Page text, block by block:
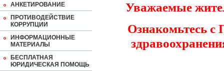
АНКЕТИРОВАНИЕ
ПРОТИВОДЕЙСТВИЕ
КОРРУПЦИИ
ИНФОРМАЦИОННЫЕ
МАТЕРИАЛЫ
БЕСПЛАТНАЯ
ЮРИДИЧЕСКАЯ ПОМОЩЬ
Уважаемые
Ознакомьтесь